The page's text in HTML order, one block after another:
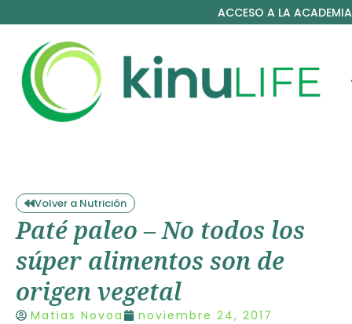
ACCESO A LA ACADEMIA
Volver a Nutrición
Paté paleo – No todos los
súper alimentos son de
origen vegetal
Matias Novoa
noviembre 24, 2017